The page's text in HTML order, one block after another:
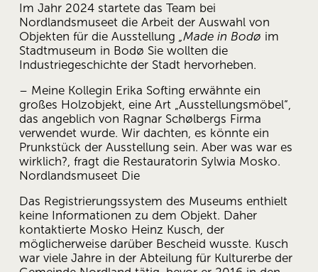
Im Jahr 2024 startete das Team bei
Nordlandsmuseet die Arbeit der Auswahl von
Objekten für die Ausstellung
„Made in Bodø im
Stadtmuseum in Bodø Sie wollten die
Industriegeschichte der Stadt hervorheben.
– Meine Kollegin Erika Softing erwähnte ein
großes Holzobjekt, eine Art „Ausstellungsmöbel“,
das angeblich von Ragnar Schølbergs Firma
verwendet wurde. Wir dachten, es könnte ein
Prunkstück der Ausstellung sein. Aber was war es
wirklich?, fragt die Restauratorin Sylwia Mosko.
Nordlandsmuseet Die
Das Registrierungssystem des Museums enthielt
keine Informationen zu dem Objekt. Daher
kontaktierte Mosko Heinz Kusch, der
möglicherweise darüber Bescheid wusste. Kusch
war viele Jahre in der Abteilung für Kulturerbe der